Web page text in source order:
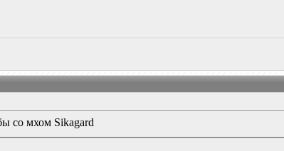
со мхом Sikagard